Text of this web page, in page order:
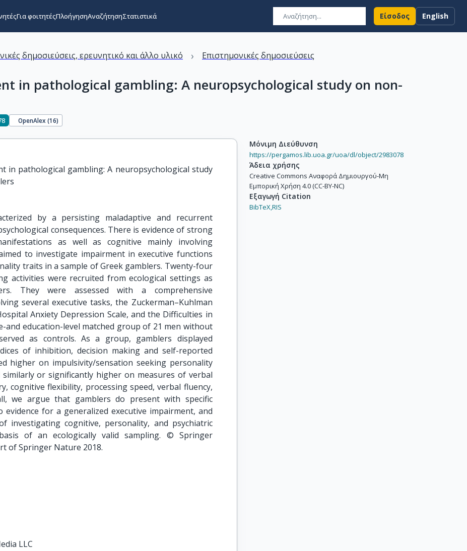
Για φοιτητέςΠλοήγησηΑναζήτησηΣτατιστικά Είσοδος English
δημοσιεύσεις, ερευνητικό και άλλο υλικό › Επιστημονικές δημοσιεύσεις
in pathological gambling: A neuropsychological study on non-
OpenAlex (16)
in pathological gambling: A neuropsychological study
by a persisting maladaptive and recurrent
consequences. There is evidence of strong
as well as cognitive mainly involving
to investigate impairment in executive functions
traits in a sample of Greek gamblers. Twenty-four
activities were recruited from ecological settings as
They were assessed with a comprehensive
several executive tasks, the Zuckerman–Kuhlman
Anxiety Depression Scale, and the Difficulties in
and education-level matched group of 21 men without
as controls. As a group, gamblers displayed
of inhibition, decision making and self-reported
higher on impulsivity/sensation seeking personality
or significantly higher on measures of verbal
cognitive flexibility, processing speed, verbal fluency,
we argue that gamblers do present with specific
for a generalized executive impairment, and
investigating cognitive, personality, and psychiatric
of an ecologically valid sampling. © Springer
of Springer Nature 2018.
LLC
Μόνιμη Διεύθυνση
https://pergamos.lib.uoa.gr/uoa/dl/object/2983078
Άδεια χρήσης
Creative Commons Αναφορά Δημιουργού-Μη
Εμπορική Χρήση 4.0 (CC-BY-NC)
Εξαγωγή Citation
BibTeX,RIS